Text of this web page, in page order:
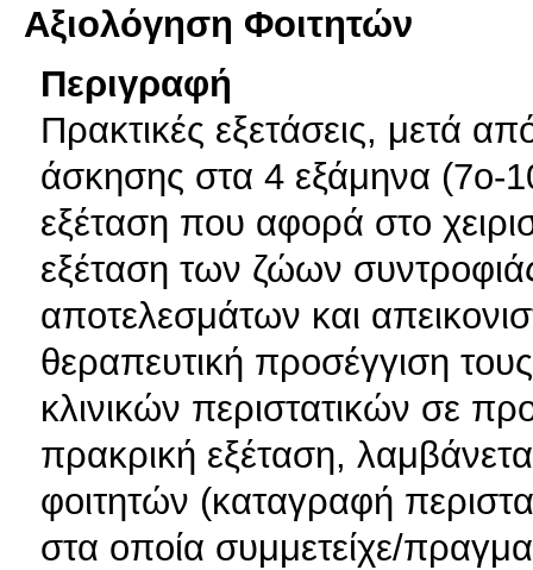
Αξιολόγηση Φοιτητών
Περιγραφή
Πρακτικές εξετάσεις, μετά
άσκησης στα 4 εξάμηνα (7ο-
εξέταση που αφορά στο
εξέταση των ζώων
αποτελεσμάτων και
θεραπευτική προσέγγιση
κλινικών περιστατικών σε
πρακρική εξέταση,
φοιτητών (καταγραφή
στα οποία συμμετείχε/